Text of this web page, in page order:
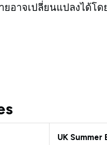
ยอาจเปลี่ยนแปลงได้โด
UK Summer